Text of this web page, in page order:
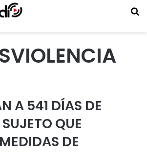
A 541 DÍAS DE
QUE
DE